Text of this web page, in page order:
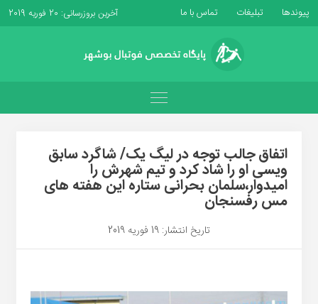
پیوندها تبلیغات تماس با ما آخرین بروزرسانی: 20 فوریه 2019
اتفاق جالب توجه در لیگ یک/ شاگرد سابق
ویسی او را شاد کرد و تیم شهرش را
امیدوار،سلمان بحرانی ستاره این هفته های
مس رفسنجان
تاریخ انتشار: 19 فوریه 2019